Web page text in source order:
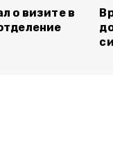
о визите в